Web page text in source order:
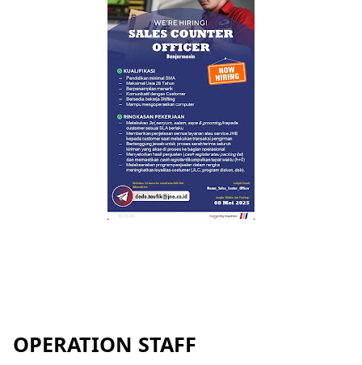
OPERATION STAFF